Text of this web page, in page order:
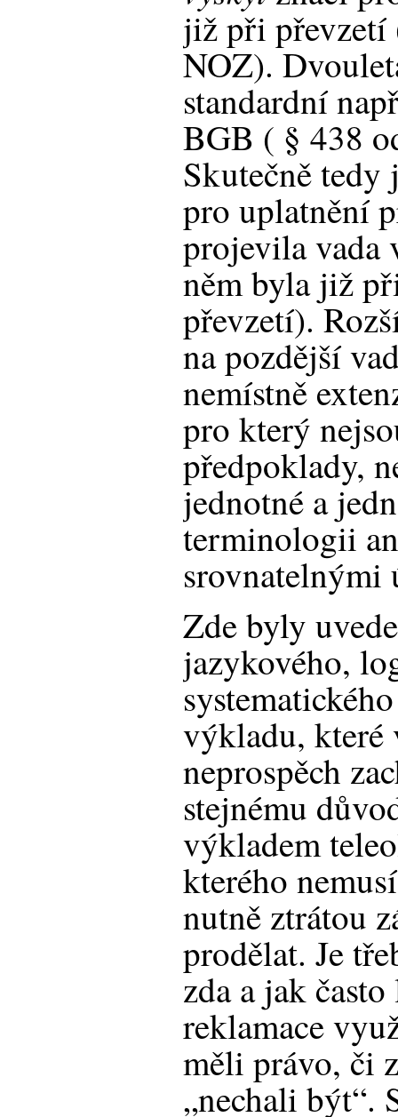
již při převzetí
NOZ).
standardní
BGB ( § 438
Skutečně
pro uplatnění
projevila vada
něm byla již
převzetí).
na pozdější
nemístně
pro který
předpoklady,
jednotné a
terminologii
srovnatelnými
Zde byly
jazykového,
výkladu, které
neprospěch
stejnému
výkladem
kterého
nutně ztrátou
prodělat. Je
zda a jak
reklamace
měli právo, či
„nechali být“.